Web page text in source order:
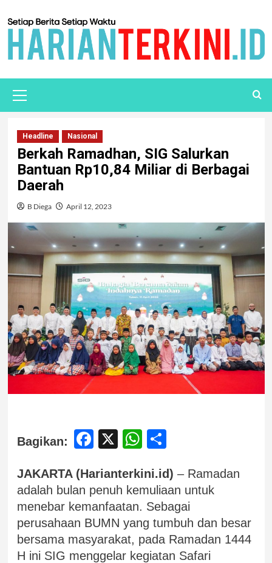
Headline Nasional
Berkah Ramadhan, SIG Salurkan
Bantuan Rp10,84 Miliar di Berbagai
Daerah
B Diega April 12, 2023
Bagikan: Facebook
X WhatsApp
JAKARTA (Harianterkini.id) – Ramadan
adalah bulan penuh kemuliaan untuk
menebar kemanfaatan. Sebagai
perusahaan BUMN yang tumbuh dan besar
bersama masyarakat, pada Ramadan 1444
H ini SIG menggelar kegiatan Safari